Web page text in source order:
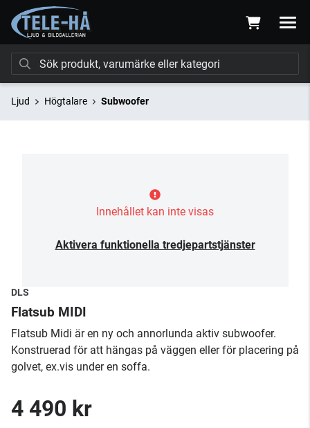
Ljud Högtalare Subwoofer
Innehållet kan inte visas
Aktivera funktionella tredjepartstjänster
DLS
Flatsub MIDI
Flatsub Midi är en ny och annorlunda aktiv subwoofer.
Konstruerad för att hängas på väggen eller för placering på
golvet, ex.vis under en soffa.
4 490 kr